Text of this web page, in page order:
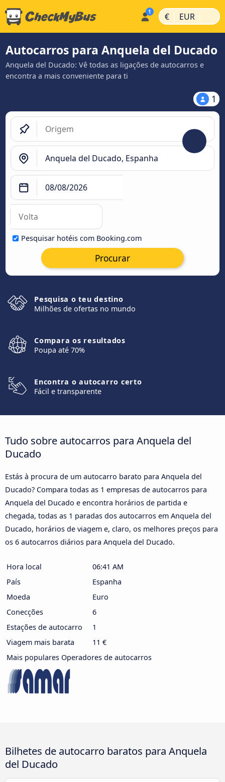
€ | EUR |
Autocarros para Anquela del Ducado
Anquela del Ducado: Vê todas as ligações de autocarros e
encontra a mais conveniente para ti
1
Pesquisar hotéis com Booking.com
Procurar
Pesquisa o teu destino
Milhões de ofertas no mundo
Compara os resultados
Poupa até 70%
Encontra o autocarro certo
Fácil e transparente
Tudo sobre autocarros para Anquela del
Ducado
Estás à procura de um autocarro barato para Anquela del
Ducado? Compara todas as 1 empresas de autocarros para
Anquela del Ducado e encontra horários de partida e
chegada, todas as 1 paradas dos autocarros em Anquela del
Ducado, horários de viagem e, claro, os melhores preços para
os 6 autocarros diários para Anquela del Ducado.
Hora local
06:41 AM
País
Espanha
Moeda
Euro
Conecções
6
Estações de autocarro
1
Viagem mais barata
11 €
Mais populares Operadores de autocarros
Bilhetes de autocarro baratos para Anquela
del Ducado